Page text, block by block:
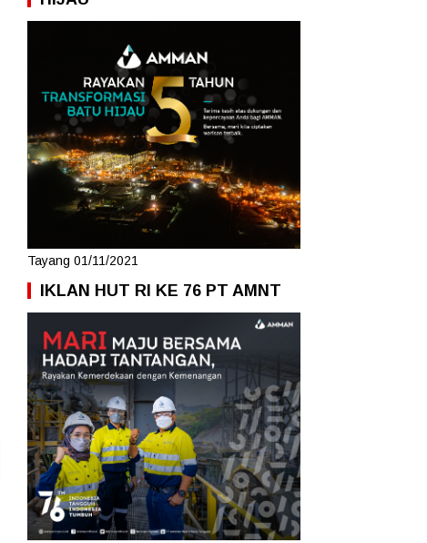
Tayang 01/11/2021
IKLAN HUT RI KE 76 PT AMNT